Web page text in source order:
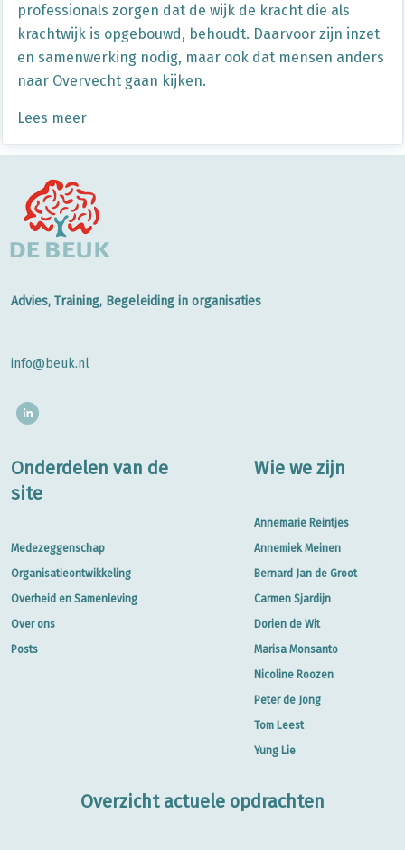
professionals zorgen dat de wijk de kracht die als
krachtwijk is opgebouwd, behoudt. Daarvoor zijn inzet
en samenwerking nodig, maar ook dat mensen anders
naar Overvecht gaan kijken.
Lees meer
Advies, Training, Begeleiding in organisaties
info@beuk.nl
Onderdelen van de
site
Medezeggenschap
Organisatieontwikkeling
Overheid en Samenleving
Over ons
Posts
Wie we zijn
Annemarie Reintjes
Annemiek Meinen
Bernard Jan de Groot
Carmen Sjardijn
Dorien de Wit
Marisa Monsanto
Nicoline Roozen
Peter de Jong
Tom Leest
Yung Lie
Overzicht actuele opdrachten